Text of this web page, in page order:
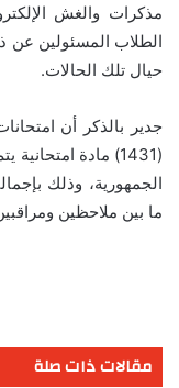
مذكرات والغش
الطلاب المسئولين عن
حيال تلك الحالات.
جدير بالذكر أن
ما بين ملاحظين
مقالات ذات صلة